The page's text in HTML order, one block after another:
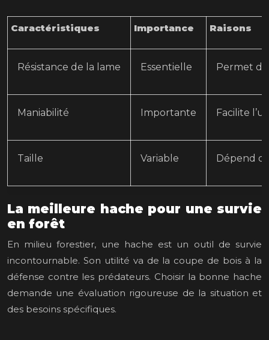
Caractéristiques Importance Raisons
Résistance de la lame Essentielle Permet de
Maniabilité Importante Facilite
Taille Variable Dépend
La meilleure hache pour une survie
en forêt
En milieu forestier, une hache est un outil de survie
incontournable. Son utilité va de la coupe de bois à la
défense contre les prédateurs. Choisir la bonne hache
demande une évaluation rigoureuse de la situation et
des besoins spécifiques.